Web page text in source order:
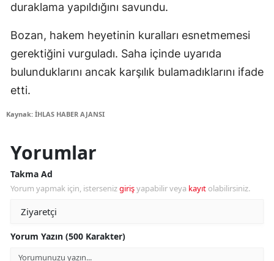
duraklama yapıldığını savundu.
Bozan, hakem heyetinin kuralları esnetmemesi
gerektiğini vurguladı. Saha içinde uyarıda
bulunduklarını ancak karşılık bulamadıklarını ifade
etti.
Kaynak: İHLAS HABER AJANSI
Yorumlar
Takma Ad
Yorum yapmak için, istersenizgirişyapabilir veya kayıt olabilirsiniz.
Yorum Yazın (500 Karakter)